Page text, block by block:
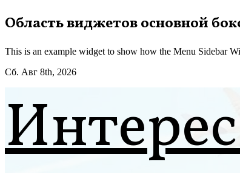
Перейти
к
Область виджетов основной
This is an example widget to show how the Menu Sidebar
Сб. Авг 8th, 2026